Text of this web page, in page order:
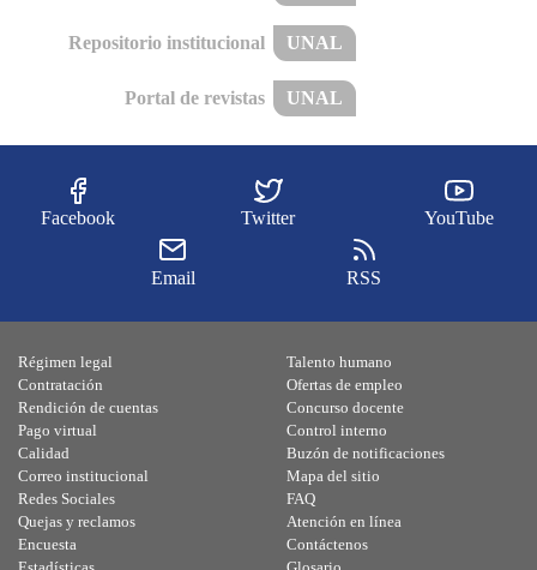
Repositorio institucional UNAL
Portal de revistas UNAL
Facebook Twitter YouTube
Email RSS
Régimen legal
Contratación
Rendición de cuentas
Pago virtual
Calidad
Talento humano
Ofertas de empleo
Concurso docente
Control interno
Buzón de notificaciones
Correo institucional
Redes Sociales
Quejas y reclamos
Encuesta
Mapa del sitio
FAQ
Atención en línea
Contáctenos